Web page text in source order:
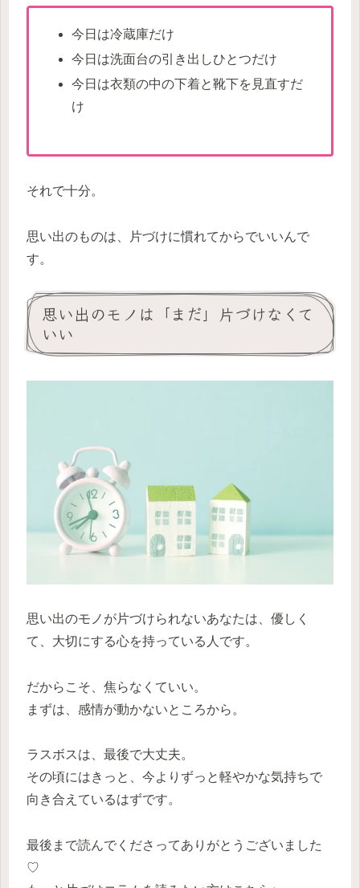
今日は冷蔵庫だけ
今日は洗面台の引き出しひとつだけ
今日は衣類の中の下着と靴下を見直すだ
け
それで十分。
思い出のものは、片づけに慣れてからでいいんで
す。
思い出のモノは「まだ」片づけなくて
いい
思い出のモノが片づけられないあなたは、優しく
て、大切にする心を持っている人です。
だからこそ、焦らなくていい。
まずは、感情が動かないところから。
ラスボスは、最後で大丈夫。
その頃にはきっと、今よりずっと軽やかな気持ちで
向き合えているはずです。
最後まで読んでくださってありがとうございました
♡